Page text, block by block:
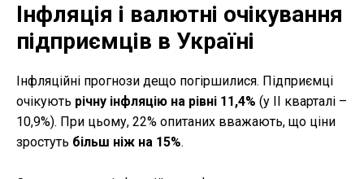
Інфляція і валютні очікування
підприємців в Україні
Інфляційні прогнози дещо погіршилися. Підприємці
очікують річну інфляцію на рівні 11,4% (у ІІ кварталі –
10,9%). При цьому, 22% опитаних вважають, що ціни
зростуть більш ніж на 15%.